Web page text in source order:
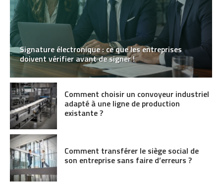
Signature électronique : ce que les entreprises
doivent vérifier avant de signer !
Comment choisir un convoyeur industriel
adapté à une ligne de production
existante ?
Comment transférer le siège social de
son entreprise sans faire d’erreurs ?